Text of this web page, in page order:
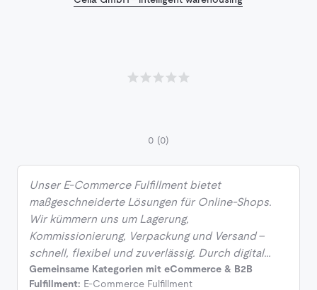
0 (0)
Unser E-Commerce Fulfillment bietet
maßgeschneiderte Lösungen für Online-Shops.
Wir kümmern uns um Lagerung,
Kommissionierung, Verpackung und Versand –
schnell, flexibel und zuverlässig. Durch digital…
Gemeinsame Kategorien mit eCommerce & B2B
Fulfillment: E-Commerce Fulfillment